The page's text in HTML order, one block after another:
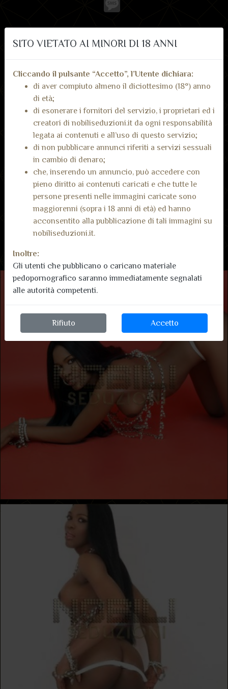
Visualizza telefono
Recensioni dai nostri
utenti
Non ci sono ancora recensioni.
SITO VIETATO AI MINORI DI 18 ANNI
Cliccando il pulsante “Accetto”, l’Utente dichiara:
di aver compiuto almeno il diciottesimo (18°) anno
di età;
di esonerare i fornitori del servizio, i proprietari ed i
creatori di nobiliseduzioni.it da ogni responsabilità
legata ai contenuti e all’uso di questo servizio;
di non pubblicare annunci riferiti a servizi sessuali
in cambio di denaro;
che, inserendo un annuncio, può accedere con
pieno diritto ai contenuti caricati e che tutte le
persone presenti nelle immagini caricate sono
maggiorenni (sopra i 18 anni di età) ed hanno
acconsentito alla pubblicazione di tali immagini su
nobiliseduzioni.it.
Inoltre:
Gli utenti che pubblicano o caricano materiale
pedopornografico saranno immediatamente segnalati
alle autorità competenti.
Rifiuto Accetto